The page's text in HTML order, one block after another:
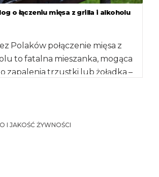
o łączeniu mięsa z grilla i alkoholu
Polaków połączenie mięsa z
to fatalna mieszanka, mogąca
zapalenia trzustki lub żołądka –
I JAKOŚĆ ŻYWNOŚCI